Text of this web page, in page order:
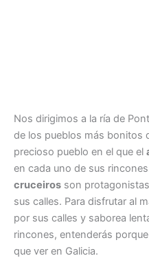
Nos dirigimos a la ría de
de los pueblos más bonitos
precioso pueblo en el que el
en cada uno de sus
cruceiros son
sus calles. Para disfrutar al
por sus calles y saborea
rincones, entenderás
que ver en Galicia.